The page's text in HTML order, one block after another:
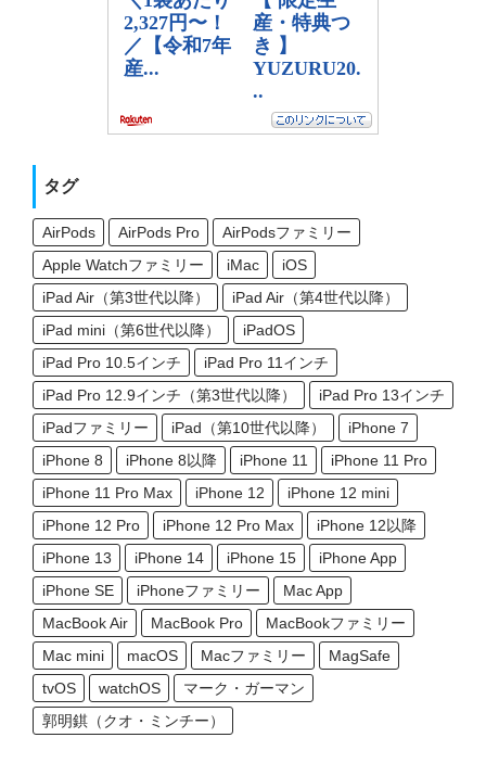
タグ
AirPods AirPods Pro
AirPodsファミリー
Apple Watchファミリー
iMac
iOS
iPad Air（第3世代以降）
iPad Air（第4世代以降）
iPad mini（第6世代以降）
iPadOS
iPad Pro 10.5インチ
iPad Pro 11インチ
iPad Pro 12.9インチ（第3世代以降）
iPad Pro 13インチ
iPadファミリー
iPad（第10世代以降）
iPhone 7
iPhone 8
iPhone 8以降 iPhone 11
iPhone 11 Pro
iPhone 11 Pro Max
iPhone 12
iPhone 12 mini
iPhone 12 Pro
iPhone 12 Pro Max
iPhone 12以降
iPhone 13
iPhone 14 iPhone 15
iPhone App
iPhone SE
iPhoneファミリー
Mac App
MacBook Air
MacBook Pro
MacBookファミリー
Mac mini
macOS Macファミリー
MagSafe
tvOS
watchOS
マーク・ガーマン
郭明錤（クオ・ミンチー）